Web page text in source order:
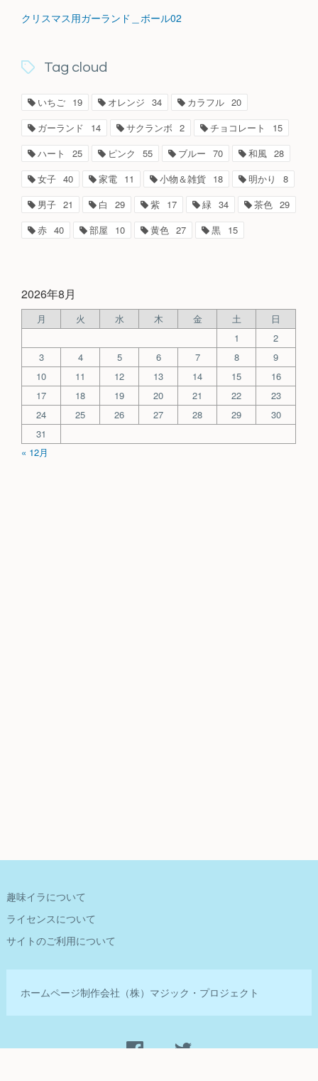
クリスマス用ガーランド＿ボール02
Tag cloud
いちご 19 オレンジ 34 カラフル 20
ガーランド
14 サクランボ 2 チョコレート
15
ハート
25 ピンク 55 ブルー 70 和風 28
女子 40 家電 11 小物＆雑貨 18 明かり
8
男子 21 白 29 紫 17 緑 34 茶色 29
赤 40 部屋 10 黄色 27 黒 15
2026年8月
月 火 水 木 金 土
日
1
2
3
4 5 6 7 8
9
10
11 12 13 14 15
16
17
18 19 20 21 22
23
24
25 26 27 28 29
30
31
« 12月
趣味イラについて
ライセンスについて
サイトのご利用について
ホームページ制作会社 （株）マジック・プロジェクト